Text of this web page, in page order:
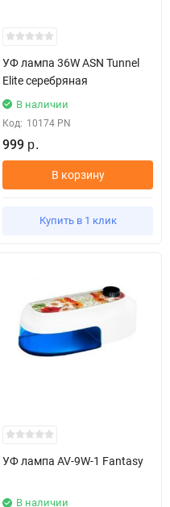
УФ лампа 36W ASN Tunnel
Elite серебряная
В наличии
Код: 10174 PN
999 р.
В корзину
Купить в 1 клик
УФ лампа AV-9W-1 Fantasy
В наличии